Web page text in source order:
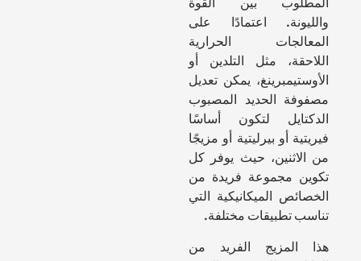
والليونة. اعتمادًا على
المعالجات الحرارية
اللاحقة، مثل التلدين أو
الأوستيمبرينغ، يمكن تعديل
مصفوفة الحديد المصبوب
الدكتايل لتكون أساسًا
فيريتية أو بيرليتية أو مزيجًا
من الاثنين، حيث يوفر كل
تكوين مجموعة فريدة من
الخصائص الميكانيكية التي
تناسب تطبيقات مختلفة.
هذا المزيج الفريد من